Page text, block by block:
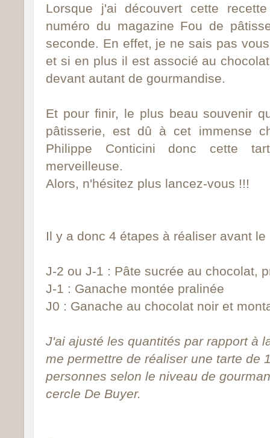
Lorsque j'ai découvert cette
numéro du magazine Fou de
seconde. En effet, je ne sais pas
et si en plus il est associé au
devant autant de gourmandise.
Et pour finir, le plus beau souvenir
pâtisserie, est dû à cet immense
Philippe Conticini donc cette
merveilleuse.
Alors, n'hésitez plus lancez-vous !!!
Il y a donc 4 étapes à réaliser avant le
J-2 ou J-1 : Pâte sucrée au chocolat,
J-1 : Ganache montée pralinée
J0 : Ganache au chocolat noir et
J'ai ajusté les quantités par rapport à
me permettre de réaliser une tarte de
personnes selon le niveau de
cercle De Buyer.